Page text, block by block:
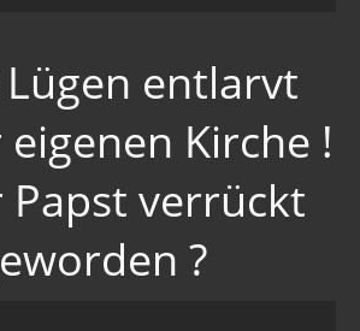
entlarvt
eigenen Kirche !
Papst verrückt
?